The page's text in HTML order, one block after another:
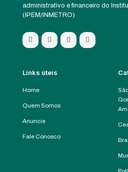
administrativo e financeiro do
(IPEM/INMETRO)
Links úteis
Home
Quem Somos
Anuncie
Fale Conosco